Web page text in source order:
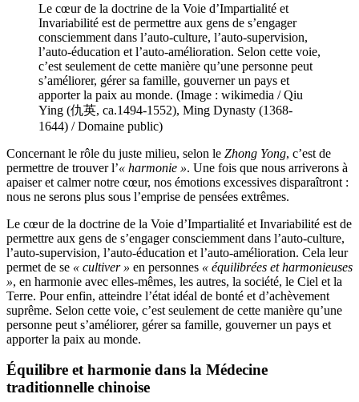
Le cœur de la doctrine de la Voie d’Impartialité et
Invariabilité est de permettre aux gens de s’engager
consciemment dans l’auto-culture, l’auto-supervision,
l’auto-éducation et l’auto-amélioration. Selon cette voie,
c’est seulement de cette manière qu’une personne peut
s’améliorer, gérer sa famille, gouverner un pays et
apporter la paix au monde. (Image : wikimedia / Qiu
Ying (仇英, ca.1494-1552), Ming Dynasty (1368-
1644) / Domaine public)
Concernant le rôle du juste milieu, selon le Zhong Yong, c’est de
permettre de trouver l’« harmonie ». Une fois que nous arriverons à
apaiser et calmer notre cœur, nos émotions excessives disparaîtront :
nous ne serons plus sous l’emprise de pensées extrêmes.
Le cœur de la doctrine de la Voie d’Impartialité et Invariabilité est de
permettre aux gens de s’engager consciemment dans l’auto-culture,
l’auto-supervision, l’auto-éducation et l’auto-amélioration. Cela leur
permet de se « cultiver » en personnes « équilibrées et harmonieuses
», en harmonie avec elles-mêmes, les autres, la société, le Ciel et la
Terre. Pour enfin, atteindre l’état idéal de bonté et d’achèvement
suprême. Selon cette voie, c’est seulement de cette manière qu’une
personne peut s’améliorer, gérer sa famille, gouverner un pays et
apporter la paix au monde.
Équilibre et harmonie dans la Médecine
traditionnelle chinoise